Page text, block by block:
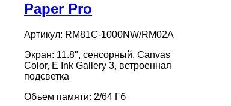
Paper Pro
Артикул: RM81C-1000NW/RM02A
Экран: 11.8", сенсорный, Canvas
Color, E Ink Gallery 3, встроенная
подсветка
Объем памяти: 2/64 Гб